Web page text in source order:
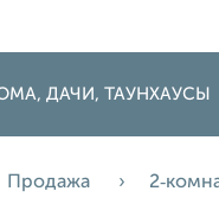
ДАЧИ, ТАУНХАУСЫ
Продажа